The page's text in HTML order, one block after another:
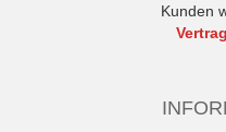
Kunden